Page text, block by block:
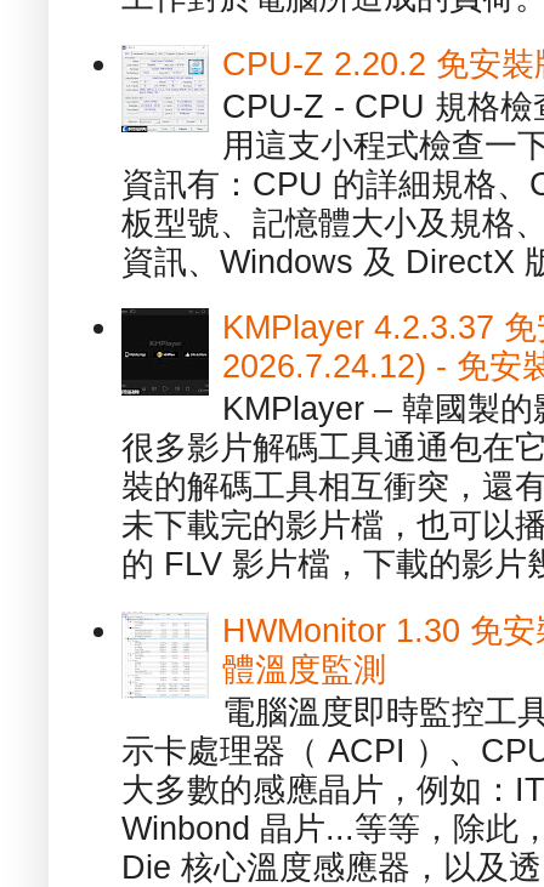
CPU-Z 2.20.2 免安
CPU-Z - CPU 規格
用這支小程式檢查一
資訊有：CPU 的詳細規格
板型號、記憶體大小及規格
資訊、Windows 及 DirectX
KMPlayer 4.2.3.37
2026.7.24.12) - 免安
KMPlayer – 韓國製
很多影片解碼工具通通包在
裝的解碼工具相互衝突，還
未下載完的影片檔，也可以
的 FLV 影片檔，下載的影片
HWMonitor 1.30 免
體溫度監測
電腦溫度即時監控工
示卡處理器（ ACPI ）、
大多數的感應晶片，例如：
Winbond 晶片...等等，除此
Die 核心溫度感應器，以及